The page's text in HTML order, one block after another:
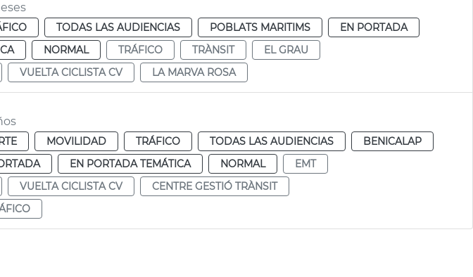
TODAS LAS AUDIENCIAS POBLATS MARITIMS
EN PORTADA
NORMAL TRÁFICO TRÀNSIT
EL GRAU
VUELTA CICLISTA CV LA MARVA ROSA
MOVILIDAD TRÁFICO TODAS LAS AUDIENCIAS
BENICALAP
EN PORTADA TEMÁTICA NORMAL
EMT
VUELTA CICLISTA CV
CENTRE GESTIÓ TRÀNSIT